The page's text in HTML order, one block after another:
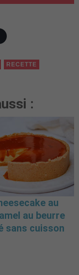
RECETTE
:
au
au beurre
sans cuisson